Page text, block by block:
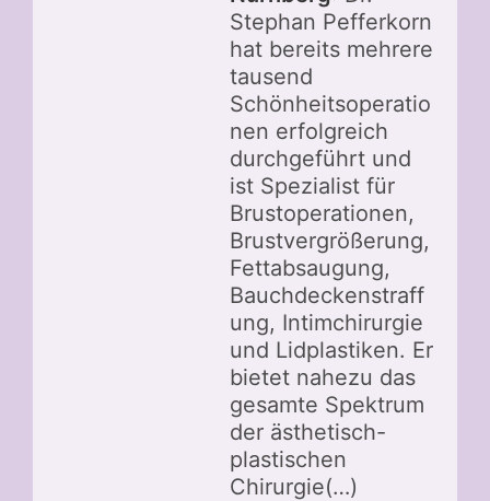
Stephan Pefferkorn
hat bereits mehrere
tausend
Schönheitsoperatio
nen erfolgreich
durchgeführt und
ist Spezialist für
Brustoperationen,
Brustvergrößerung,
Fettabsaugung,
Bauchdeckenstraff
ung, Intimchirurgie
und Lidplastiken. Er
bietet nahezu das
gesamte Spektrum
der ästhetisch-
plastischen
Chirurgie(…)